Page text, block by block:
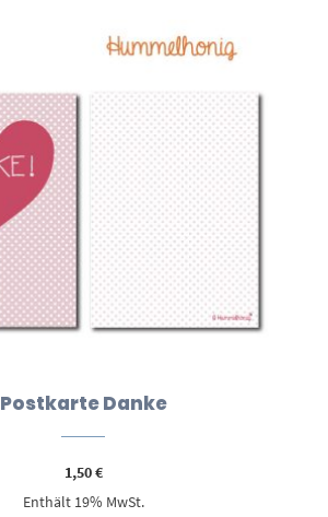
Postkarte Danke
1,50€
Enthält 19% MwSt.